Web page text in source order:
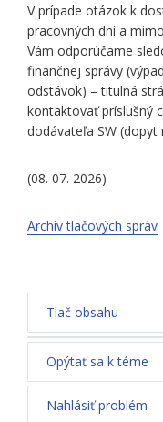
V prípade otázok k
pracovných dní a
Vám odporúčame
finančnej správy
odstávok) – titulná
kontaktovať príslušný
dodávateľa SW
(08. 07. 2026)
Archív tlačových správ
Tlač obsahu
Opýtať sa k téme
Nahlásiť problém